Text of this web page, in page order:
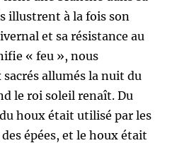
illustrent à la fois son
et sa résistance au
« feu », nous
allumés la nuit du
le roi soleil renaît. Du
houx était utilisé par les
épées, et le houx était